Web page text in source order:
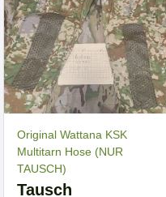
Original Wattana KSK
Multitarn Hose (NUR
TAUSCH)
Tausch